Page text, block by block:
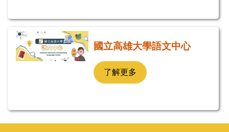
國立高雄大學語文中心
了解更多